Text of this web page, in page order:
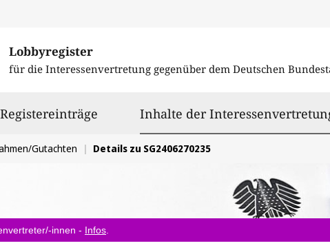
Lobbyregister
für die Interessenvertretung gegenüber dem Deutschen
Registereinträge Inhalte der
Gutachten Details zu SG2406270235
innen - Infos